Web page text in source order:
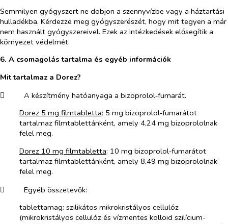
Semmilyen gyógyszert ne dobjon a szennyvízbe vagy a háztartási
hulladékba. Kérdezze meg gyógyszerészét, hogy mit tegyen a már
nem használt gyógyszereivel. Ezek az intézkedések elősegítik a
környezet védelmét.
6. A csomagolás tartalma és egyéb információk
Mit tartalmaz a Dorez?
​
A készítmény hatóanyaga a bizoprolol‑fumarát.
Dorez 5 mg filmtabletta: 5 mg bizoprolol‑fumarátot
tartalmaz filmtablettánként, amely 4,24 mg bizoprololnak
felel meg.
Dorez 10 mg filmtabletta: 10 mg bizoprolol‑fumarátot
tartalmaz filmtablettánként, amely 8,49 mg bizoprololnak
felel meg.
​
Egyéb összetevők:
tablettamag: szilikátos mikrokristályos cellulóz
(mikrokristályos cellulóz és vízmentes kolloid szilícium-